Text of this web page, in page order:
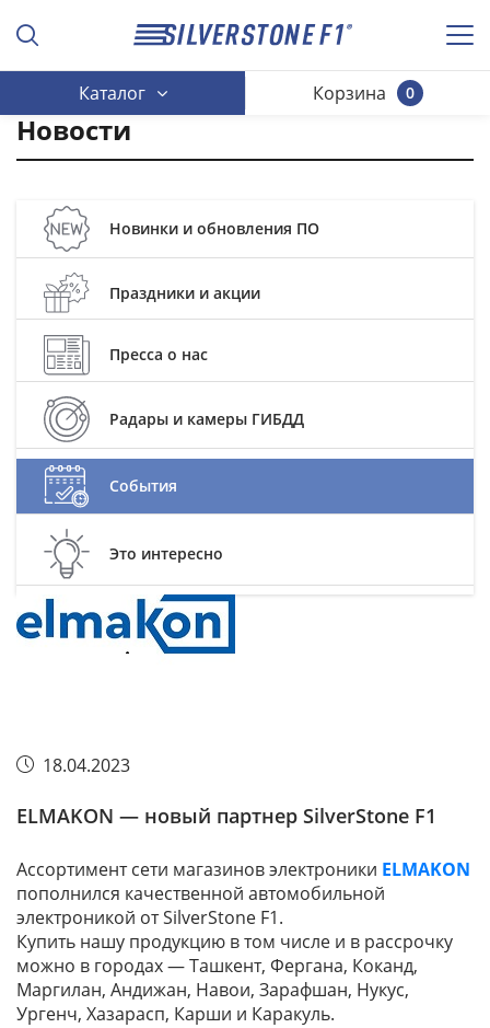
Каталог 0
Корзина
Новости
Новинки и обновления ПО
Праздники и акции
Пресса о нас
Радары и камеры ГИБДД
События
Это интересно
18.04.2023
ELMAKON — новый партнер SilverStone F1
Ассортимент сети магазинов электроники ELMAKON
пополнился качественной автомобильной
электроникой от SilverStone F1.
Купить нашу продукцию в том числе и в рассрочку
можно в городах — Ташкент, Фергана, Коканд,
Маргилан, Андижан, Навои, Зарафшан, Нукус,
Ургенч, Хазарасп, Карши и Каракуль.